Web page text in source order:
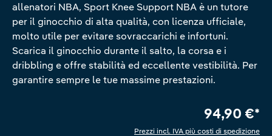
allenatori NBA, Sport Knee Support NBA è un tutore
per il ginocchio di alta qualità, con licenza ufficiale,
molto utile per evitare sovraccarichi e infortuni.
Scarica il ginocchio durante il salto, la corsa e i
dribbling e offre stabilità ed eccellente vestibilità. Per
garantire sempre le tue massime prestazioni.
94,90 €*
Prezzi incl. IVA più costi di spedizione